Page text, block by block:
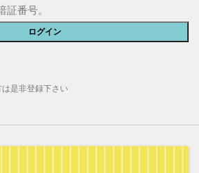
番号。
是非登録下さい